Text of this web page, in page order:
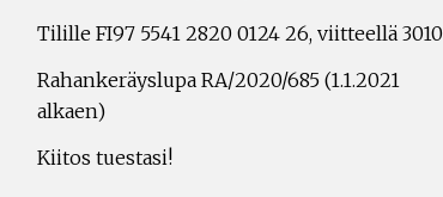
Tilille FI97 5541 2820 0124 26, viitteellä 3010
Rahankeräyslupa RA/2020/685 (1.1.2021
alkaen)
Kiitos tuestasi!